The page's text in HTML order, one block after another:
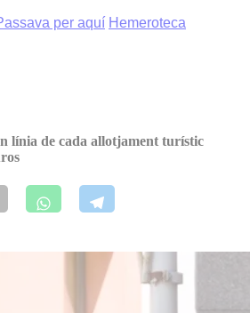
per aquí Hemeroteca
línia de cada allotjament turístic